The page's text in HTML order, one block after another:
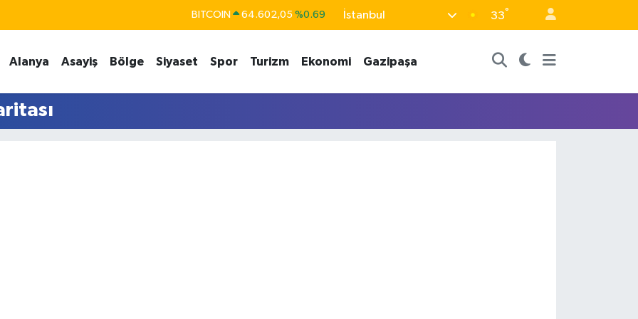
BITCOIN 64.602,05 %0.69
EURO 55,0250 %0.02
STERLİN 64,2398 %0.2
İstanbul 33°
Alanya Asayiş Bölge Siyaset Spor Turizm Ekonomi Gazipaşa